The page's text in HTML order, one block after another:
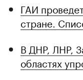
ГАИ
стране.
В ДНР, ЛНР,
областях